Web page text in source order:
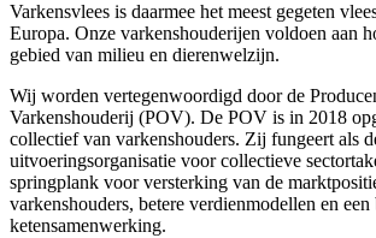
Varkensvlees is daarmee het meest gegeten
Europa. Onze varkenshouderijen voldoen aan
gebied van milieu en dierenwelzijn.
Wij worden vertegenwoordigd door de
Varkenshouderij (POV). De POV is in 2018
collectief van varkenshouders. Zij fungeert als
uitvoeringsorganisatie voor collectieve
springplank voor versterking van de
varkenshouders, betere verdienmodellen en een
ketensamenwerking.